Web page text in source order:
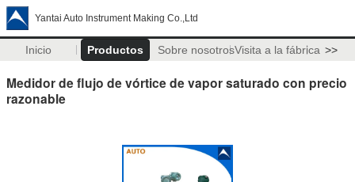
Yantai Auto Instrument Making Co.,Ltd
Inicio Productos Sobre nosotrosVisita a la fábrica >>
Medidor de flujo de vórtice de vapor saturado con precio
razonable